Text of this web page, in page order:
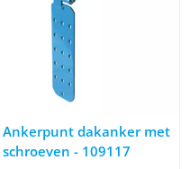
- balken
Image Ankerpunt dakanker
Ankerpunt dakanker met
schroeven - 109117